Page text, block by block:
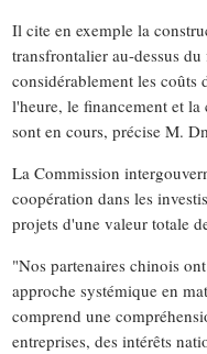
Il cite en exemple la
transfrontalier au-dessus
considérablement les coûts
l'heure, le financement et
sont en cours, précise M.
La Commission
coopération dans les
projets d'une valeur totale
"Nos partenaires chinois
approche systémique en
comprend une
entreprises, des intérêts